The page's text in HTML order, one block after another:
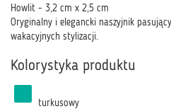
Howlit - 3,2 cm x 2,5 cm
Oryginalny i elegancki naszyjnik
wakacyjnych stylizacji.
Kolorystyka produktu
turkusowy